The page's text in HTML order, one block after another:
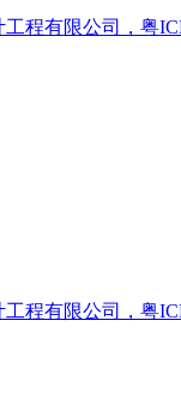
程有限公司，粤
程有限公司，粤